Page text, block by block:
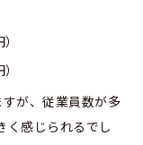
が、従業員数が多
く感じられるでし